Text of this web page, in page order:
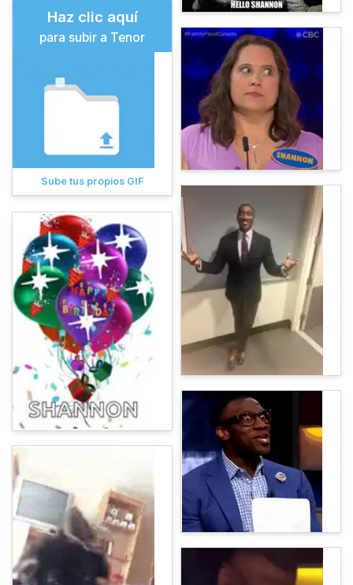
Haz clic aquí
para subir a Tenor
Sube tus propios GIF